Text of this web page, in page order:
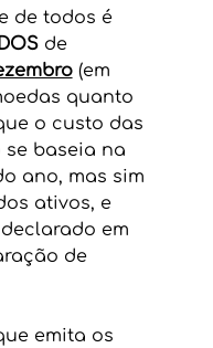
de todos é
de
(em
quanto
o custo das
baseia na
ano, mas sim
ativos, e
em
de
emita os